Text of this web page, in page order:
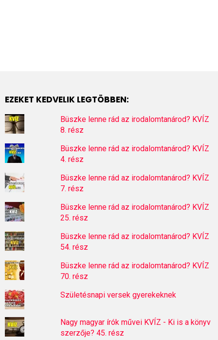
EZEKET KEDVELIK LEGTÖBBEN:
Büszke lenne rád az irodalomtanárod? KVÍZ
8. rész
Büszke lenne rád az irodalomtanárod? KVÍZ
4. rész
Büszke lenne rád az irodalomtanárod? KVÍZ
7. rész
Büszke lenne rád az irodalomtanárod? KVÍZ
25. rész
Büszke lenne rád az irodalomtanárod? KVÍZ
54. rész
Büszke lenne rád az irodalomtanárod? KVÍZ
70. rész
Születésnapi versek gyerekeknek
Nagy magyar írók művei KVÍZ - Ki is a könyv
szerzője? 45. rész